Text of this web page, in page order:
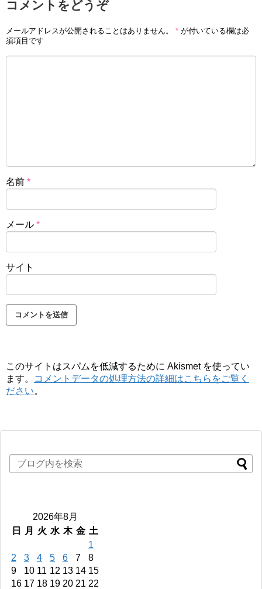
コメントをどうぞ
メールアドレスが公開されることはありません。 * が付いている欄は必
須項目です
名前 *
メール *
サイト
このサイトはスパムを低減するために Akismet を使ってい
ます。
コメントデータの処理方法の詳細はこちらをご覧く
ださい。
2026年8月
日
月 火 水 木 金 土
1
2
3 4 5 6 7
8
9
10 11 12 13 14 15
16 17 18 19 20 21 22